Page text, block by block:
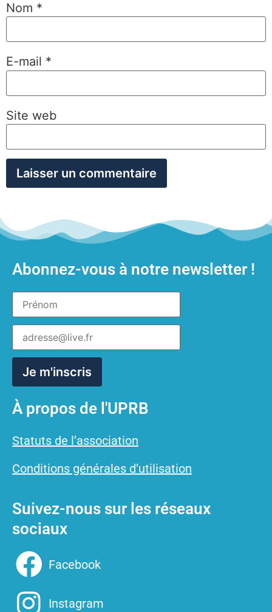
Nom *
E-mail *
Site web
Abonnez-vous à notre newsletter !
À propos de l'UPRB
Statuts de l’association
Conditions générales d’utilisation
Suivez-nous sur les réseaux
sociaux
Facebook
Instagram